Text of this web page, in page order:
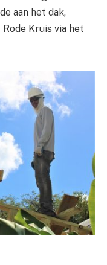
aan het dak,
Kruis via het